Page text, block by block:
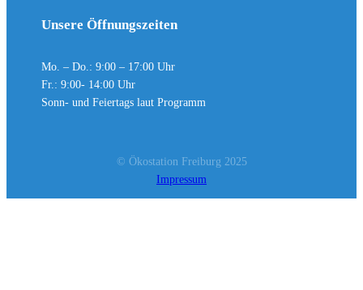
Unsere Öffnungszeiten
Mo. – Do.: 9:00 – 17:00 Uhr
Fr.: 9:00- 14:00 Uhr
Sonn- und Feiertags laut Programm
© Ökostation Freiburg 2025
Impressum